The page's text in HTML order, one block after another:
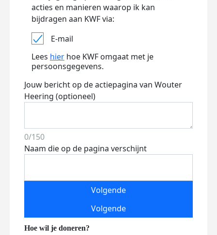
acties en manieren waarop ik kan
bijdragen aan KWF via:
E-mail
Lees hier hoe KWF omgaat met je
persoonsgegevens.
Jouw bericht op de actiepagina van Wouter
Heering (optioneel)
0/150
Naam die op de pagina verschijnt
Volgende
Volgende